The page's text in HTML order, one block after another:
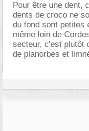
Pour être une dent,
dents de croco ne
du fond sont petites
même loin de
secteur, c'est plutôt
de planorbes et